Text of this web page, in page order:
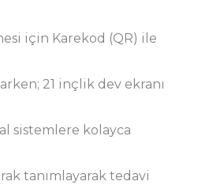
için Karekod (QR) ile
21 inçlik dev ekranı
sistemlere kolayca
tanımlayarak tedavi